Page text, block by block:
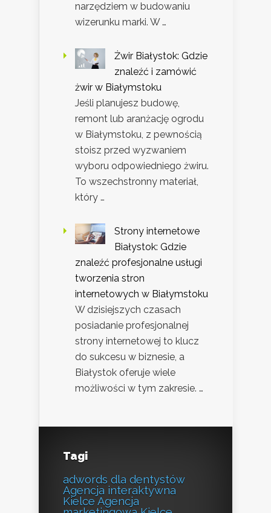
narzędziem w budowaniu
wizerunku marki. W …
Żwir Białystok: Gdzie
znaleźć i zamówić
żwir w Białymstoku
Jeśli planujesz budowę,
remont lub aranżację ogrodu
w Białymstoku, z pewnością
stoisz przed wyzwaniem
wyboru odpowiedniego żwiru.
To wszechstronny materiał,
który …
Strony internetowe
Białystok: Gdzie
znaleźć profesjonalne usługi
tworzenia stron
internetowych w Białymstoku
W dzisiejszych czasach
posiadanie profesjonalnej
strony internetowej to klucz
do sukcesu w biznesie, a
Białystok oferuje wiele
możliwości w tym zakresie. …
Tagi
adwords dla dentystów
Agencja interaktywna
Kielce Agencja